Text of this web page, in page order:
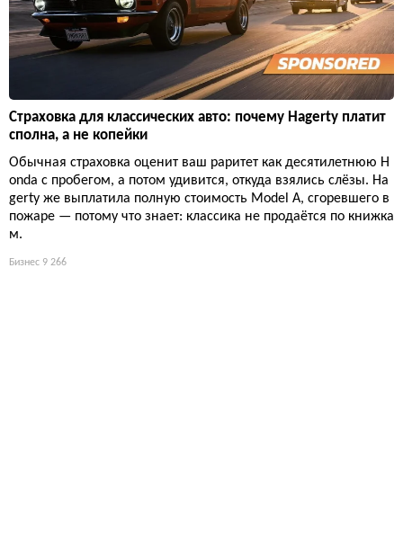
Страховка для классических авто: почему Hagerty платит
сполна, а не копейки
Обычная страховка оценит ваш раритет как десятилетнюю H
onda с пробегом, а потом удивится, откуда взялись слёзы. Ha
gerty же выплатила полную стоимость Model A, сгоревшего в
пожаре — потому что знает: классика не продаётся по книжка
м.
Бизнес 9 266